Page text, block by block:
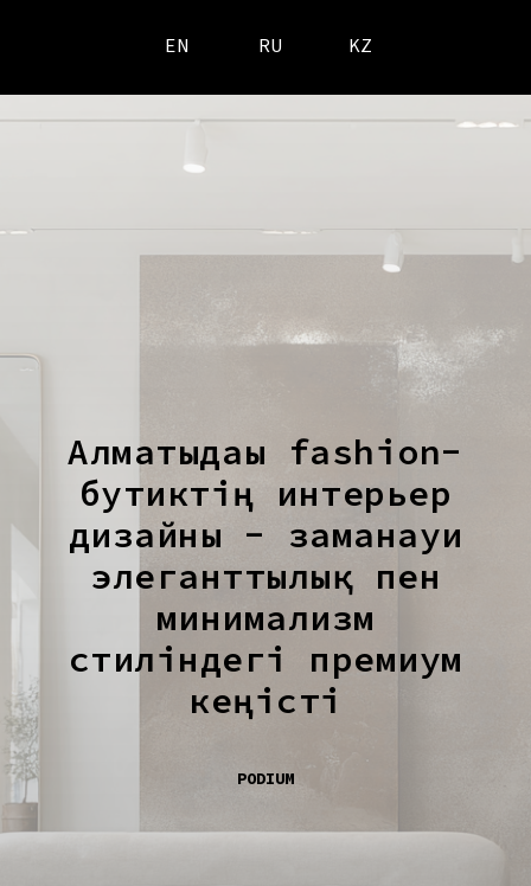
KZ
RU
EN
Алматыдағы fashion-
бутиктің интерьер
дизайны - заманауи
элеганттылық пен
минимализм
стиліндегі премиум
кеңісті
PODIUM